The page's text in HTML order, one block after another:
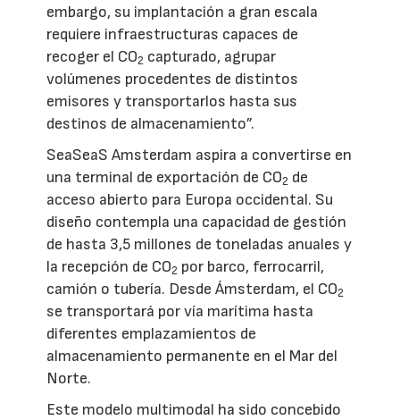
embargo, su implantación a gran escala
requiere infraestructuras capaces de
recoger el CO2 capturado, agrupar
volúmenes procedentes de distintos
emisores y transportarlos hasta sus
destinos de almacenamiento”.
SeaSeaS Amsterdam aspira a convertirse en
una terminal de exportación de CO2 de
acceso abierto para Europa occidental. Su
diseño contempla una capacidad de gestión
de hasta 3,5 millones de toneladas anuales y
la recepción de CO2 por barco, ferrocarril,
camión o tubería. Desde Ámsterdam, el CO2
se transportará por vía marítima hasta
diferentes emplazamientos de
almacenamiento permanente en el Mar del
Norte.
Este modelo multimodal ha sido concebido